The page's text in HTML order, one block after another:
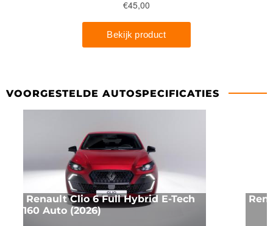
VOORGESTELDE AUTOSPECIFICATIES
Renault Clio 6 Full Hybrid E-Tech
160 Auto (2026)